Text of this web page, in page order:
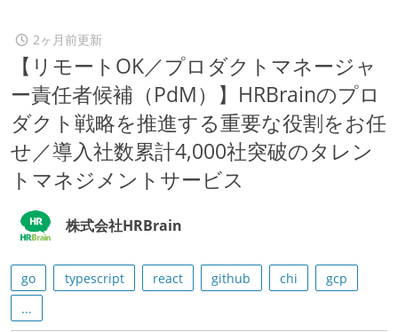
2ヶ月前更新
【リモートOK／プロダクトマネージャ
ー責任者候補（PdM）】HRBrainのプロ
ダクト戦略を推進する重要な役割をお任
せ／導入社数累計4,000社突破のタレン
トマネジメントサービス
株式会社HRBrain
go typescript react github chi
gcp
...